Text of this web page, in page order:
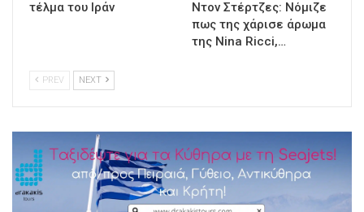
τέλμα του Ιράν
Ντον Στέρτζες: Νόμιζε
πως της χάρισε άρωμα
της Nina Ricci,…
PREV NEXT